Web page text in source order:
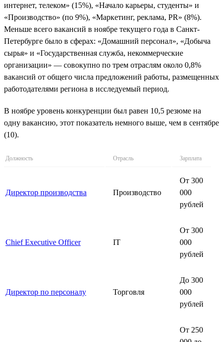
интернет, телеком» (15%), «Начало карьеры, студенты» и
«Производство» (по 9%), «Маркетинг, реклама, PR» (8%).
Меньше всего вакансий в ноябре текущего года в Санкт-
Петербурге было в сферах: «Домашний персонал», «Добыча
сырья» и «Государственная служба, некоммерческие
организации» — совокупно по трем отраслям около 0,8%
вакансий от общего числа предложений работы, размещенных
работодателями региона в исследуемый период.
В ноябре уровень конкуренции был равен 10,5 резюме на
одну вакансию, этот показатель немного выше, чем в сентябре
(10).
Должность Отрасль Зарплата
Директор производства Производство
От 300
000
рублей
Chief Executive Officer IT
От 300
000
рублей
Директор по персоналу Торговля
До 300
000
рублей
От 250